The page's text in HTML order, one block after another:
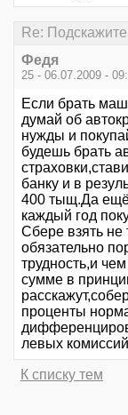
Re:
Федя
25 - 06.07.2009 -
Если брать
думай об
нужды и
будешь брать
банку и в
400 тыщ.Да
каждый год
Сбере взять не
обязательно
трудность,и
сумме в
проценты
левых
К списку тем